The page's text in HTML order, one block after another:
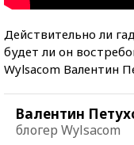
Действительно ли
будет ли он
Wylsacom Валентин
Валентин
блогер Wylsacom